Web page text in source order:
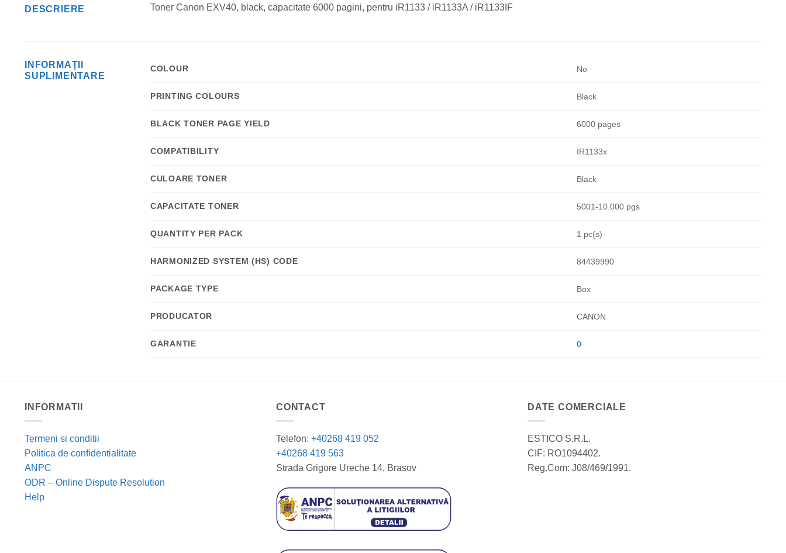
DESCRIERE Toner Canon EXV40, black, capacitate 6000 pagini, pentru iR1133 / iR1133A / iR1133IF
INFORMAȚII
SUPLIMENTARE
COLOUR No
PRINTING COLOURS Black
BLACK TONER PAGE YIELD 6000 pages
COMPATIBILITY IR1133x
CULOARE TONER Black
CAPACITATE TONER 5001-10.000 pgs
QUANTITY PER PACK 1 pc(s)
HARMONIZED SYSTEM (HS) CODE 84439990
PACKAGE TYPE Box
PRODUCATOR CANON
GARANTIE 0
INFORMATII
Termeni si conditii
Politica de confidentialitate
ANPC
ODR – Online Dispute Resolution
Help
CONTACT
Telefon: +40268 419 052
+40268 419 563
Strada Grigore Ureche 14, Brasov
DATE COMERCIALE
ESTICO S.R.L.
CIF: RO1094402.
Reg.Com: J08/469/1991.